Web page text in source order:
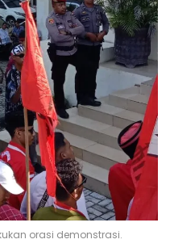
orasi demonstrasi.